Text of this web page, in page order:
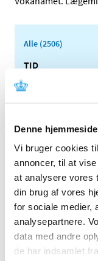
Denne
Vi bruger cookies
annoncer, til at
at analysere vores
din brug af vores
for sociale medier,
analysepartnere.
data med andre
de har indsamlet
Alle (2506)
TID
2026 (84)
2023 (195)
2022 (197)
2021 (516)
2020 (263)
2019 (159)
2018 (150)
2017 (167)
2016 (167)